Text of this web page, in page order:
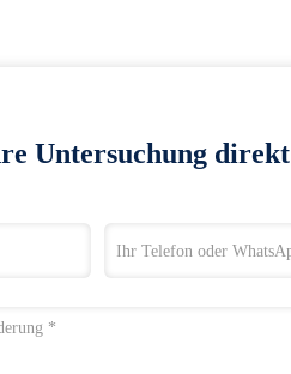
Untersuchung direkt